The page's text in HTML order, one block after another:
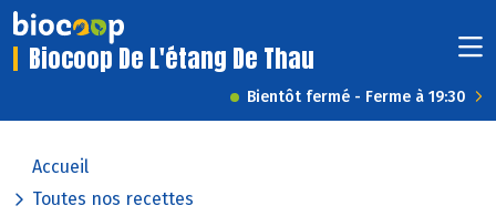
Biocoop De L'étang De Thau
Bientôt fermé - Ferme à 19:30
Accueil
Toutes nos recettes